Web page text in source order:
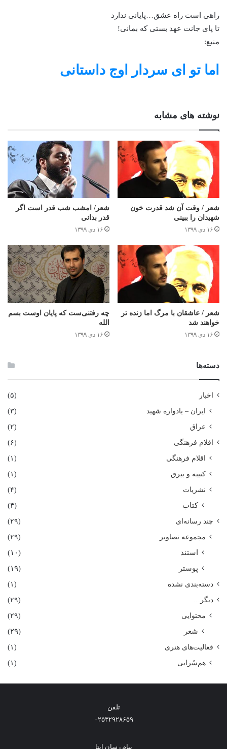
راهی است راه عشق…پایانی ندارد ‌
تا پای جانت عهد بستی که بمانی!
منبع:
اما تو ای سردار اوج داستانی
نوشته های مشابه
شعر / وقت آن شد قدرت خون
شهیدان را ببینی
۱۶ دی ۱۳۹۹
شعر/ امشب شب قدر است اگر
قدر بدانی
۱۶ دی ۱۳۹۹
شعر / عاشقان با مرگ اما زنده تر
خواهند شد
۱۶ دی ۱۳۹۹
چه رفتنی‌ست که پایان اوست بسم
الله
۱۶ دی ۱۳۹۹
دسته‌ها
اخبار (۵)
ایران – یادواره شهید
(۳)
عراق
(۲)
اقلام فرهنگی (۶)
اقلام فرهنگی
(۱)
کتیبه و بیرق
(۱)
نشریات
(۴)
کتاب
(۴)
چند رسانه‌ای (۲۹)
مجموعه تصاویر
(۲۹)
استند
(۱۰)
پوستر
(۱۹)
دسته‌بندی نشده (۱)
دیگر… (۲۹)
محتوایی
(۲۹)
شعر
(۲۹)
فعالیت‌های هنری (۱)
هم‌سُرایی (۱)
تلفن
۰۲۵۳۲۹۲۸۶۵۹
پیام رسان ایتا